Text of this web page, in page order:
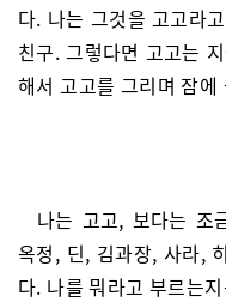
다. 나는 그것을 고고라
친구. 그렇다면 고고는
해서 고고를 그리며 잠
나는 고고, 보다는 조
옥정, 딘, 김과장, 사라,
다. 나를 뭐라고 부르는